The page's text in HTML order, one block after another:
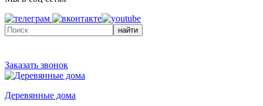
найти
Заказать звонок
Деревянные дома